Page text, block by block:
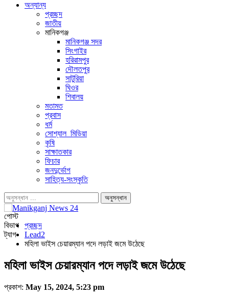
অন্যান্য
প্রচ্ছদ
জাতীয়
মানিকগঞ্জ
মানিকগঞ্জ সদর
সিংগাইর
হরিরামপুর
দৌলতপুর
সাটুরিয়া
ঘিওর
শিবালয়
মতামত
প্রবাস
ধর্ম
সোশ্যাল_মিডিয়া
কৃষি
সাক্ষাতকার
ফিচার
জনদুর্ভোগ
সাহিত্য-সংস্কৃতি
পোস্ট
বিভাগ
ট্যাগ
প্রচ্ছদ
Lead2
মহিলা ভাইস চেয়ারম্যান পদে লড়াই জমে উঠেছে
মহিলা ভাইস চেয়ারম্যান পদে লড়াই জমে উঠেছে
প্রকাশ: May 15, 2024, 5:23 pm